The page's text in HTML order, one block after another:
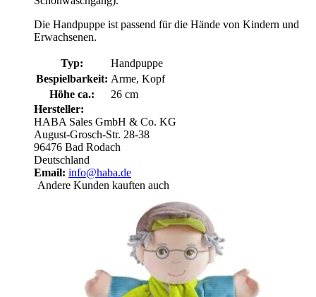
Die Handpuppe ist passend für die Hände von Kindern und
Erwachsenen.
Typ:
Handpuppe
Bespielbarkeit: Arme, Kopf
Höhe ca.:
26 cm
Hersteller:
HABA Sales GmbH & Co. KG
August-Grosch-Str. 28-38
96476 Bad Rodach
Deutschland
Email: info@haba.de
Andere Kunden kauften auch